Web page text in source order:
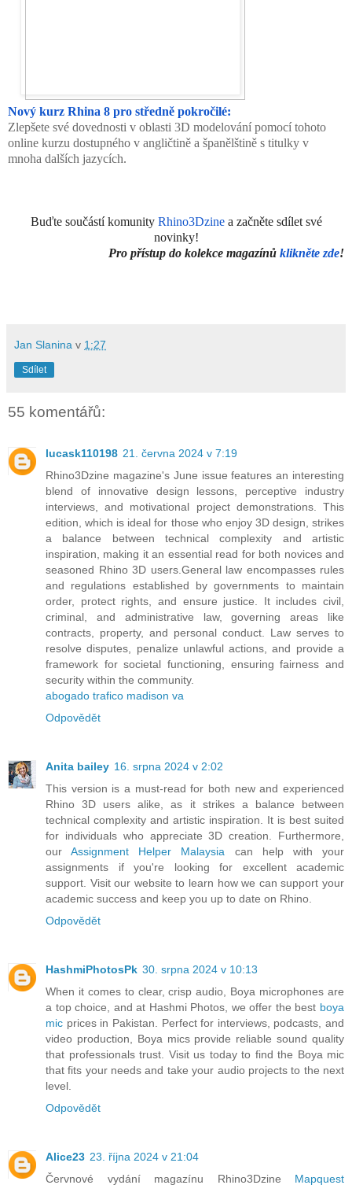
Nový kurz Rhina 8 pro středně pokročilé:
Zlepšete své dovednosti v oblasti 3D modelování pomocí tohoto
online kurzu dostupného v angličtině a španělštině s titulky v
mnoha dalších jazycích.
Buďte součástí komunity Rhino3Dzinea začněte sdílet své
novinky!
Pro přístup do kolekce magazínů klikněte zde!
Jan Slanina v 1:27
Sdílet
55 komentářů:
lucask110198 21. června 2024 v 7:19
Rhino3Dzine magazine's June issue features an interesting
blend of innovative design lessons, perceptive industry
interviews, and motivational project demonstrations. This
edition, which is ideal for those who enjoy 3D design, strikes
a balance between technical complexity and artistic
inspiration, making it an essential read for both novices and
seasoned Rhino 3D users.General law encompasses rules
and regulations established by governments to maintain
order, protect rights, and ensure justice. It includes civil,
criminal, and administrative law, governing areas like
contracts, property, and personal conduct. Law serves to
resolve disputes, penalize unlawful actions, and provide a
framework for societal functioning, ensuring fairness and
security within the community.
abogado trafico madison va
Odpovědět
Anita bailey 16. srpna 2024 v 2:02
This version is a must-read for both new and experienced
Rhino 3D users alike, as it strikes a balance between
technical complexity and artistic inspiration. It is best suited
for individuals who appreciate 3D creation. Furthermore,
ourAssignment Helper Malaysia can help with your
assignments if you're looking for excellent academic
support. Visit our website to learn how we can support your
academic success and keep you up to date on Rhino.
Odpovědět
HashmiPhotosPk 30. srpna 2024 v 10:13
When it comes to clear, crisp audio, Boya microphones are
a top choice, and at Hashmi Photos, we offer the best boya
mic prices in Pakistan. Perfect for interviews, podcasts, and
video production, Boya mics provide reliable sound quality
that professionals trust. Visit us today to find the Boya mic
that fits your needs and take your audio projects to the next
level.
Odpovědět
Alice23 23. října 2024 v 21:04
Červnové vydání magazínu Rhino3Dzine Mapquest